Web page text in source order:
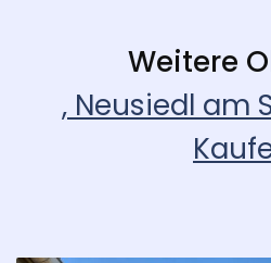
Weitere
, Neusiedl am